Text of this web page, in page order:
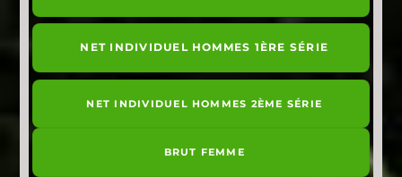
NET INDIVIDUEL HOMMES 1ÈRE SÉRIE
NET INDIVIDUEL HOMMES 2ÈME SÉRIE
BRUT FEMME